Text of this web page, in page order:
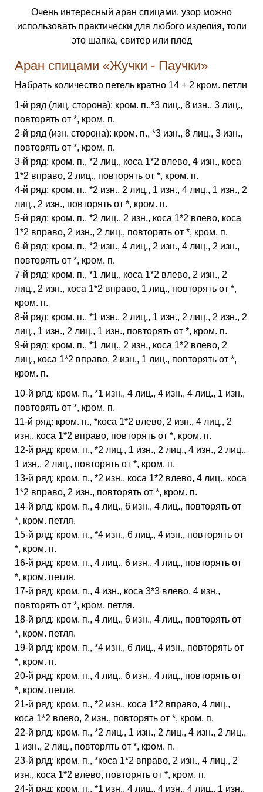
Очень интересный аран спицами, узор можно
использовать практически для любого изделия, толи
это шапка, свитер или плед
Аран спицами «Жучки - Паучки»
Набрать количество петель кратно 14 + 2 кром. петли
1-й ряд (лиц. сторона): кром. п.,*3 лиц., 8 изн., 3 лиц.,
повторять от *, кром. п.
2-й ряд (изн. сторона): кром. п., *3 изн., 8 лиц., 3 изн.,
повторять от *, кром. п.
3-й ряд: кром. п., *2 лиц., коса 1*2 влево, 4 изн., коса
1*2 вправо, 2 лиц., повторять от *, кром. п.
4-й ряд: кром. п., *2 изн., 2 лиц., 1 изн., 4 лиц., 1 изн., 2
лиц., 2 изн., повторять от *, кром. п.
5-й ряд: кром. п., *2 лиц., 2 изн., коса 1*2 влево, коса
1*2 вправо, 2 изн., 2 лиц., повторять от *, кром. п.
6-й ряд: кром. п., *2 изн., 4 лиц., 2 изн., 4 лиц., 2 изн.,
повторять от *, кром. п.
7-й ряд: кром. п., *1 лиц., коса 1*2 влево, 2 изн., 2
лиц., 2 изн., коса 1*2 вправо, 1 лиц., повторять от *,
кром. п.
8-й ряд: кром. п., *1 изн., 2 лиц., 1 изн., 2 лиц., 2 изн., 2
лиц., 1 изн., 2 лиц., 1 изн., повторять от *, кром. п.
9-й ряд: кром. п., *1 лиц., 2 изн., коса 1*2 влево, 2
лиц., коса 1*2 вправо, 2 изн., 1 лиц., повторять от *,
кром. п.
10-й ряд: кром. п., *1 изн., 4 лиц., 4 изн., 4 лиц., 1 изн.,
повторять от *, кром. п.
11-й ряд: кром. п., *коса 1*2 влево, 2 изн., 4 лиц., 2
изн., коса 1*2 вправо, повторять от *, кром. п.
12-й ряд: кром. п., *2 лиц., 1 изн., 2 лиц., 4 изн., 2 лиц.,
1 изн., 2 лиц., повторять от *, кром. п.
13-й ряд: кром. п., *2 изн., коса 1*2 влево, 4 лиц., коса
1*2 вправо, 2 изн., повторять от *, кром. п.
14-й ряд: кром. п., 4 лиц., 6 изн., 4 лиц., повторять от
*, кром. петля.
15-й ряд: кром. п., *4 изн., 6 лиц., 4 изн., повторять от
*, кром. п.
16-й ряд: кром. п., 4 лиц., 6 изн., 4 лиц., повторять от
*, кром. петля.
17-й ряд: кром. п., 4 изн., коса 3*3 влево, 4 изн.,
повторять от *, кром. петля.
18-й ряд: кром. п., 4 лиц., 6 изн., 4 лиц., повторять от
*, кром. петля.
19-й ряд: кром. п., *4 изн., 6 лиц., 4 изн., повторять от
*, кром. п.
20-й ряд: кром. п., 4 лиц., 6 изн., 4 лиц., повторять от
*, кром. петля.
21-й ряд: кром. п., *2 изн., коса 1*2 вправо, 4 лиц.,
коса 1*2 влево, 2 изн., повторять от *, кром. п.
22-й ряд: кром. п., *2 лиц., 1 изн., 2 лиц., 4 изн., 2 лиц.,
1 изн., 2 лиц., повторять от *, кром. п.
23-й ряд: кром. п., *коса 1*2 вправо, 2 изн., 4 лиц., 2
изн., коса 1*2 влево, повторять от *, кром. п.
24-й ряд: кром. п., *1 изн., 4 лиц., 4 изн., 4 лиц., 1 изн.,